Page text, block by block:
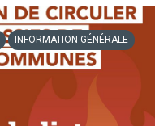
INFORMATION GÉNÉRALE